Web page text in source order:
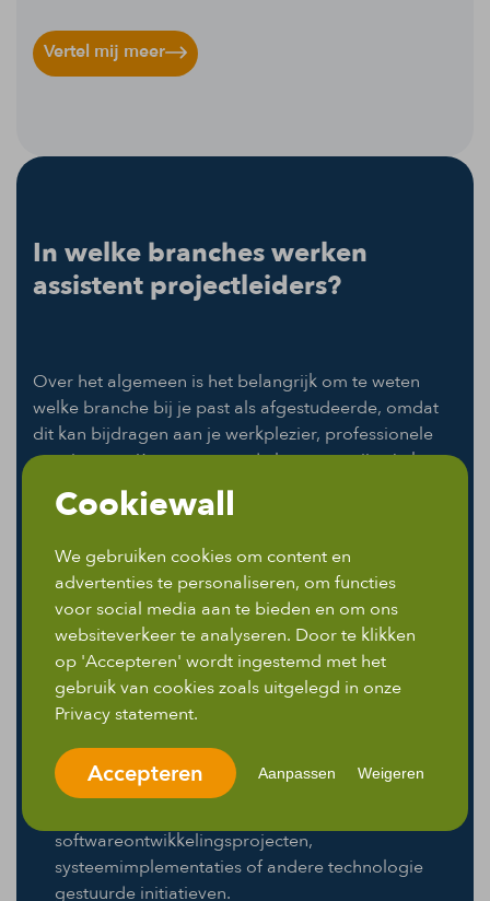
Vertel mij meer
In welke branches werken
assistent projectleiders?
Over het algemeen is het belangrijk om te weten
welke branche bij je past als afgestudeerde, omdat
dit kan bijdragen aan je werkplezier, professionele
groei en carrièresucces op de lange termijn. Je kunt
dit bijvoorbeeld doen door binnen je netwerk vragen
te stellen aan mensen die in verschillende branches
eens een assistent projectleider vacature Hieronder
noemen we een aantal voorbeelden van (technische)
branches waar je als projectleider kunt werken:
Constructie en engineering: hierin ben je
zoals infrastructuur.
IT en technologie: werken in de IT- en technologie-
softwareontwikkelingsprojecten,
systeemimplementaties of andere technologie
gestuurde initiatieven.
Cookiewall
We gebruiken cookies om content en
advertenties te personaliseren, om functies
voor social media aan te bieden en om ons
websiteverkeer te analyseren. Door te klikken
op 'Accepteren' wordt ingestemd met het
gebruik van cookies zoals uitgelegd in onze
Privacy statement.
Aanpassen Weigeren
Accepteren